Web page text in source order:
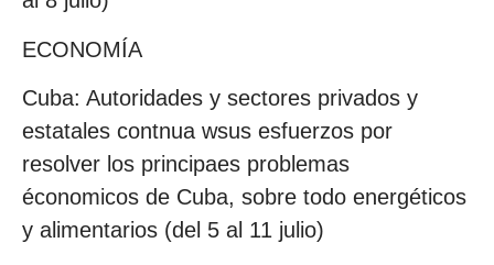
ECONOMÍA
Cuba: Autoridades y sectores privados y
estatales contnua wsus esfuerzos por
resolver los principaes problemas
économicos de Cuba, sobre todo energéticos
y alimentarios (del 5 al 11 julio)